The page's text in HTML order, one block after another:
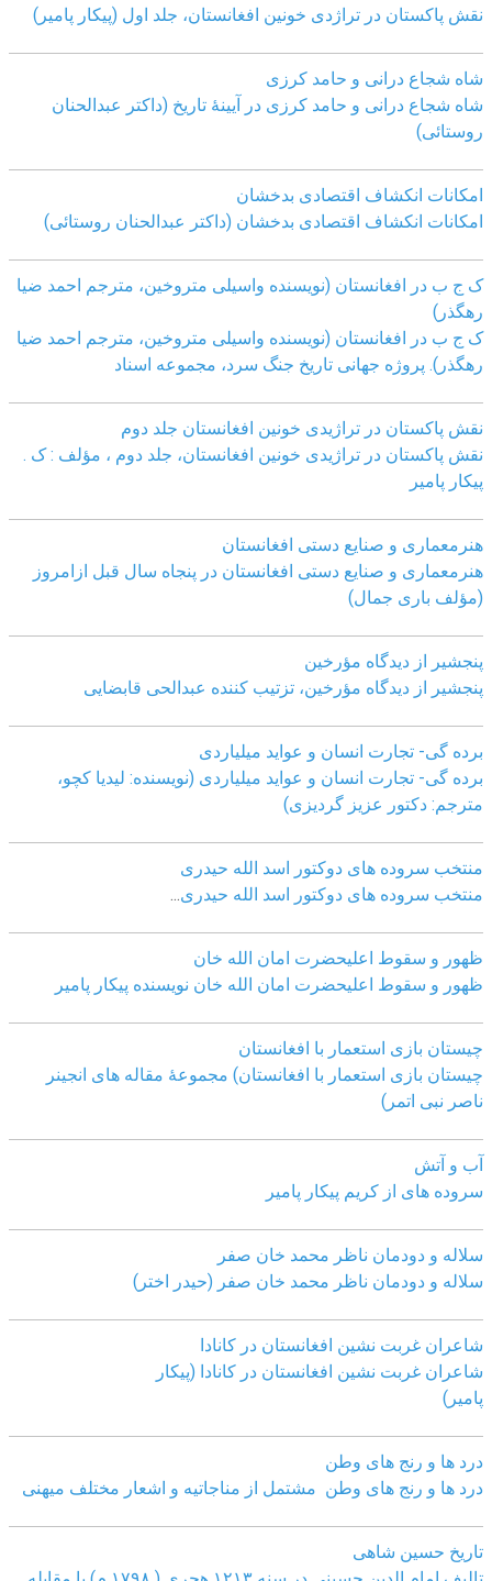
نقش پاکستان در تراژدی خونین افغانستان، جلد اول (پیکار پامیر)
شاه شجاع درانی و حامد کرزی
شاه شجاع درانی و حامد کرزی در آیینۀ تاریخ (داکتر عبدالحنان
روستائی)
امکانات انکشاف اقتصادی بدخشان
امکانات انکشاف اقتصادی بدخشان (داکتر عبدالحنان روستائی)
ک ج ب در افغانستان (نویسنده واسیلی متروخین، مترجم احمد ضیا
رهگذر)
ک ج ب در افغانستان (نویسنده واسیلی متروخین، مترجم احمد ضیا
رهگذر). پروژه جهانی تاریخ جنگ سرد، مجموعه اسناد
نقش پاکستان در تراژیدی خونین افغانستان جلد دوم
نقش پاکستان در تراژیدی خونین افغانستان، جلد دوم ، مؤلف : ک .
پیکار پامیر
هنرمعماری و صنایع دستی افغانستان
هنرمعماری و صنایع دستی افغانستان در پنجاه سال قبل ازامروز
(مؤلف باری جمال)
پنجشیر از دیدگاه مؤرخین
پنجشیر از دیدگاه مؤرخین، تزتیب کننده عبدالحی قابضايی
برده گی- تجارت انسان و عواید میلیاردی
برده گی- تجارت انسان و عواید میلیاردی (نویسنده: لیدیا کچو،
مترجم: دکتور عزیز گردیزی)
منتخب سروده های دوکتور اسد الله حیدری
منتخب سروده های دوکتور اسد الله حیدری
ظهور و سقوط اعلیحضرت امان الله خان
ظهور و سقوط اعلیحضرت امان الله خان نویسنده پیکار پامیر
چیستان بازی استعمار با افغانستان
چیستان بازی استعمار با افغانستان) مجموعۀ مقاله های انجینر
ناصر نبی اتمر)
آب و آتش
سروده های از کریم پیکار پامیر
سلاله و دودمان ناظر محمد خان صفر
سلاله و دودمان ناظر محمد خان صفر (حیدر اختر)
شاعران غربت نشین افغانستان در کانادا
شاعران غربت نشین افغانستان در کانادا (پیکار
پامیر)
درد ها و رنج های وطن
درد ها و رنج های وطن مشتمل از مناجاتیه و اشعار مختلف میهنی
تاریخ حسین شاهی